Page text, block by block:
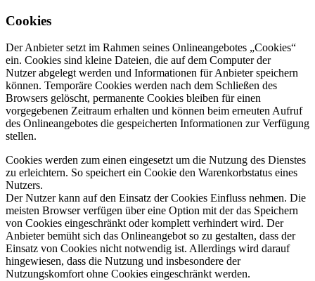
Cookies
Der Anbieter setzt im Rahmen seines Onlineangebotes „Cookies“
ein. Cookies sind kleine Dateien, die auf dem Computer der
Nutzer abgelegt werden und Informationen für Anbieter speichern
können. Temporäre Cookies werden nach dem Schließen des
Browsers gelöscht, permanente Cookies bleiben für einen
vorgegebenen Zeitraum erhalten und können beim erneuten Aufruf
des Onlineangebotes die gespeicherten Informationen zur Verfügung
stellen.
Cookies werden zum einen eingesetzt um die Nutzung des Dienstes
zu erleichtern. So speichert ein Cookie den Warenkorbstatus eines
Nutzers.
Der Nutzer kann auf den Einsatz der Cookies Einfluss nehmen. Die
meisten Browser verfügen über eine Option mit der das Speichern
von Cookies eingeschränkt oder komplett verhindert wird. Der
Anbieter bemüht sich das Onlineangebot so zu gestalten, dass der
Einsatz von Cookies nicht notwendig ist. Allerdings wird darauf
hingewiesen, dass die Nutzung und insbesondere der
Nutzungskomfort ohne Cookies eingeschränkt werden.